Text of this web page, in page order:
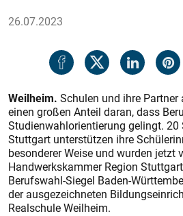
26.07.2023
Weilheim. Schulen und ihre Partner
einen großen Anteil daran, dass
Studienwahlorientierung gelingt. 20
Stuttgart unterstützen ihre
besonderer Weise und wurden jetzt
Handwerkskammer Region
Berufswahl-Siegel Baden-
der ausgezeichneten
Realschule Weilheim.